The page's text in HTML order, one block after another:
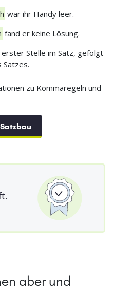
war ihr Handy leer.
fand er keine Lösung.
Stelle im Satz, gefolgt
Satzes.
zu Kommaregeln und
aber und